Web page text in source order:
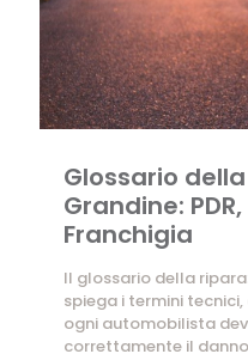
Glossario
Grandine:
Franchigia
Il glossario della
spiega i termini
ogni automobilista
correttamente il